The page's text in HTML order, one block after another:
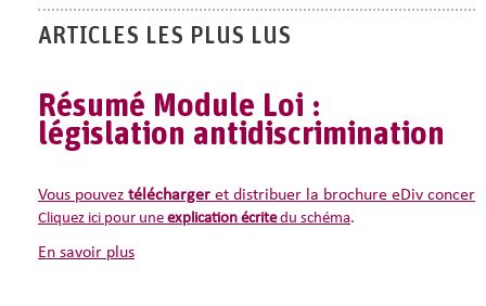
ARTICLES LES PLUS LUS
Résumé Module Loi :
législation antidiscrimination
Vous pouvez télécharger et distribuer la brochure eDiv
Cliquez ici pour une explication écritedu schéma.
en savoir plus